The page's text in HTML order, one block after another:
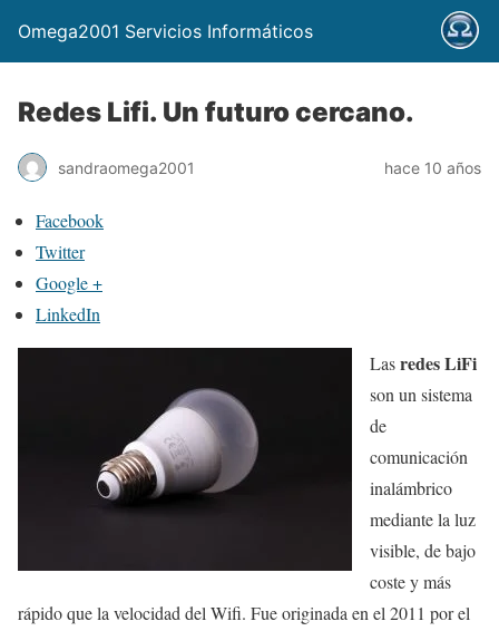
Omega2001 Servicios Informáticos
Redes Lifi. Un futuro cercano.
sandraomega2001 hace 10 años
Facebook
Twitter
Google +
LinkedIn
Lasredes LiFi
son un sistema
de
comunicación
inalámbrico
mediante la luz
visible, de bajo
coste y más
rápido que la velocidad del Wifi. Fue originada en el 2011 por el